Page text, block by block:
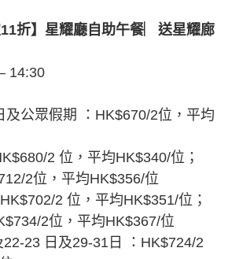
11折】星耀廳自助午餐︳送星耀廊
14:30
及公眾假期 ：HK$670/2位，平均
2 位，平均HK$340/位；
2位，平均HK$356/位
2 位，平均HK$351/位；
2位，平均HK$367/位
22-23 日及29-31日 ：HK$724/2